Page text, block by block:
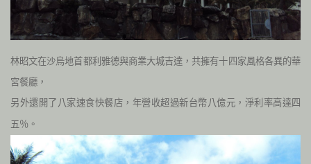
林昭文在沙烏地首都利雅德與商業大城吉達，共擁有十四家風格各異的華
宮餐廳，
另外還開了八家速食快餐店，年營收超過新台幣八億元，淨利率高達四
五％ 。